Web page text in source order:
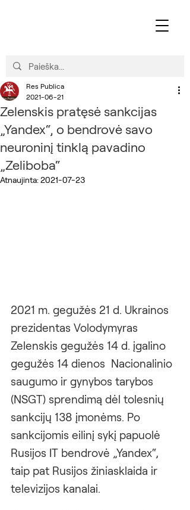
Zelenskis pratęsė sankcijas
„Yandex“, o bendrovė savo
neuroninį tinklą pavadino
„Zeliboba“
Res Publica
2021-06-21
Atnaujinta:2021-07-23
2021 m. gegužės 21 d. Ukrainos
prezidentas Volodymyras
Zelenskis gegužės 14 d. įgalino
gegužės 14 dienos  Nacionalinio
saugumo ir gynybos tarybos
(NSGT) sprendimą dėl tolesnių
sankcijų 138 įmonėms. Po
sankcijomis eilinį sykį papuolė
Rusijos IT bendrovė „Yandex“,
taip pat Rusijos žiniasklaida ir
televizijos kanalai.